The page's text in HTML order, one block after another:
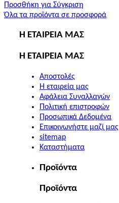
Προσθήκη για Σύγκριση
Όλα τα προϊόντα σε προσφορά
Η ΕΤΑΙΡΕΙΑ ΜΑΣ
Η ΕΤΑΙΡΕΙΑ ΜΑΣ
Αποστολές
Η εταιρεία μας
Αφάλεια Συναλλαγών
Πολιτική επιστροφών
Προσωπικά Δεδομένα
Επικοινωνήστε μαζί μας
sitemap
Καταστήματα
Προϊόντα
Προϊόντα